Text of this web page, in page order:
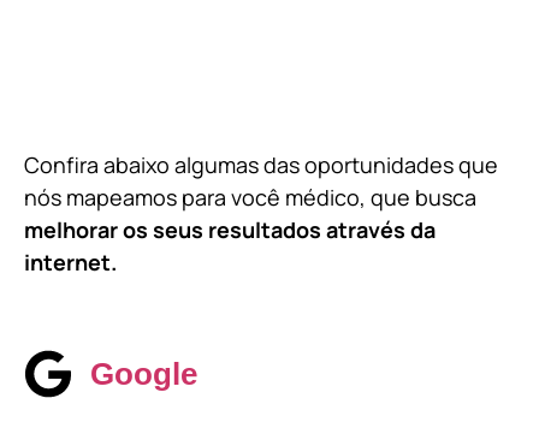
Confira abaixo algumas das oportunidades que
nós mapeamos para você médico, que busca
melhorar os seus resultados através da
internet.
Google